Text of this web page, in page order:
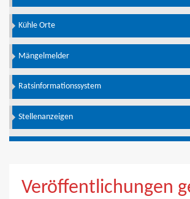
Kühle Orte
Mängelmelder
Ratsinformationssystem
Stellenanzeigen
Veröffentlichungen